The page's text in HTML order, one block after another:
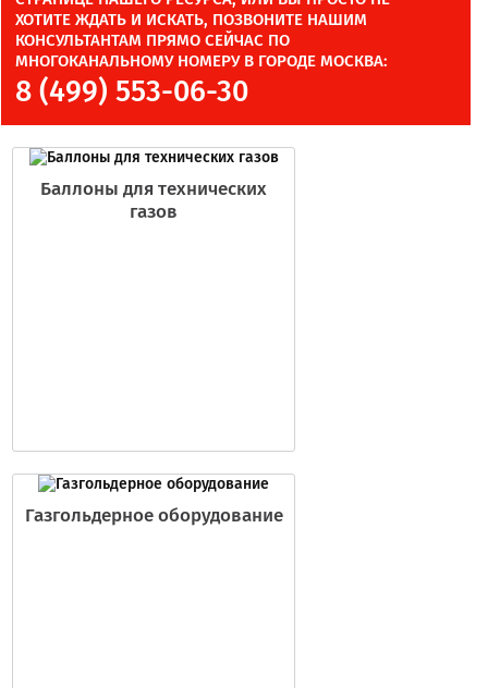
ХОТИТЕ ЖДАТЬ И ИСКАТЬ, ПОЗВОНИТЕ НАШИМ
КОНСУЛЬТАНТАМ ПРЯМО СЕЙЧАС ПО
МНОГОКАНАЛЬНОМУ НОМЕРУ В ГОРОДЕ МОСКВА:
8 (499) 553-06-30
Баллоны для технических
газов
Газгольдерное оборудование